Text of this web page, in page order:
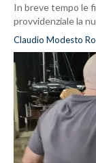
In breve tempo le
provvidenziale la
Claudio Modesto